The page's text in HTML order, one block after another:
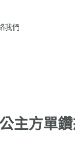
我們
主方單